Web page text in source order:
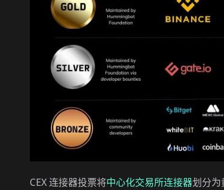
CEX 连接器投票将中心化交易所连接器划分为